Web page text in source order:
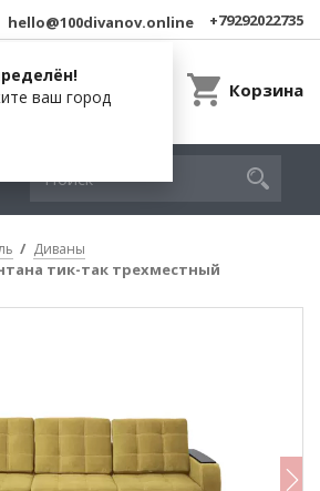
ваш город
hello@100divanov.online +79292022735
Корзина
Диваны
тик-так трехместный